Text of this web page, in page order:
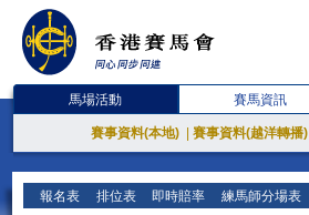
馬場活動 賽馬資訊
賽事資料(本地) 賽事資料(越洋轉播)
報名表 排位表 即時賠率 練馬師分場表